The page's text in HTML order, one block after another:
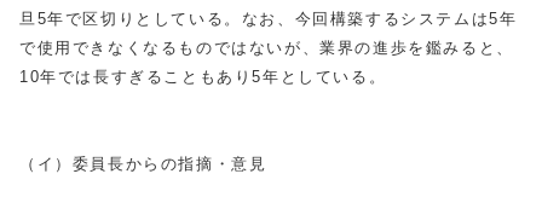
旦5年で区切りとしている。なお、今回構築するシステムは5年
で使用できなくなるものではないが、業界の進歩を鑑みると、
10年では長すぎることもあり5年としている。
（イ）委員長からの指摘・意見